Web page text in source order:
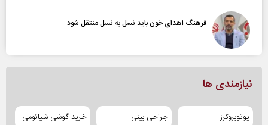
فرهنگ اهدای خون باید نسل به نسل منتقل شود
نیازمندی ها
یوتوبروکرز جراحی بینی خرید گوشی شیائومی